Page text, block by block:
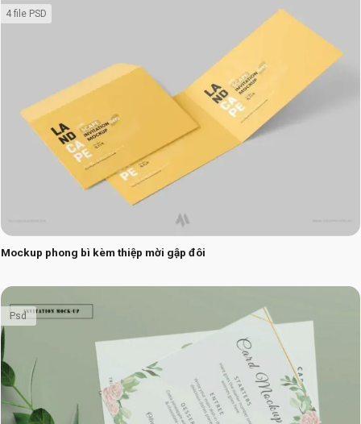
Mockup phong bì kèm thiệp mời gập đôi
4 file PSD
Psd